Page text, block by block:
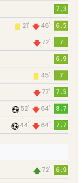
7.3
21' 46' 6.5
72' 7
6.9
45' 7
77' 7.5
52' 64' 8.7
44' 64' 7.7
72' 6.9